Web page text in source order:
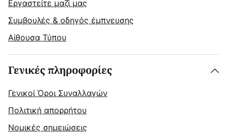
Εργαστείτε μαζί μας
Συμβουλές & οδηγός έμπνευσης
Αίθουσα Τύπου
Γενικές πληροφορίες
Γενικοί Όροι Συναλλαγών
Πολιτική απορρήτου
Νομικές σημειώσεις